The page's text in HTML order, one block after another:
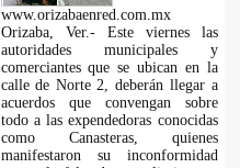
www.orizabaenred.com.mx
Orizaba, Ver.- Este viernes las
autoridades municipales y
comerciantes que se ubican en la
calle de Norte 2, deberán llegar a
acuerdos que convengan sobre
todo a las expendedoras conocidas
como Canasteras, quienes
manifestaron su inconformidad